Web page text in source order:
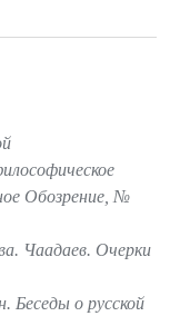
Обозрение, №
Чаадаев. Очерки
о русской